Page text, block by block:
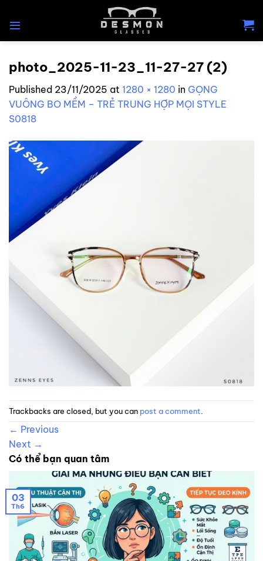
photo_2025-11-23_11-27-27 (2)
Published 23/11/2025 at 1280 × 1280 in GỌNG
VUÔNG BO MỀM – TRẺ TRUNG HỢP MỌI STYLE
S0818
Trackbacks are closed, but you can post a comment
← Previous
Next →
Có thể bạn quan tâm
03
Th6